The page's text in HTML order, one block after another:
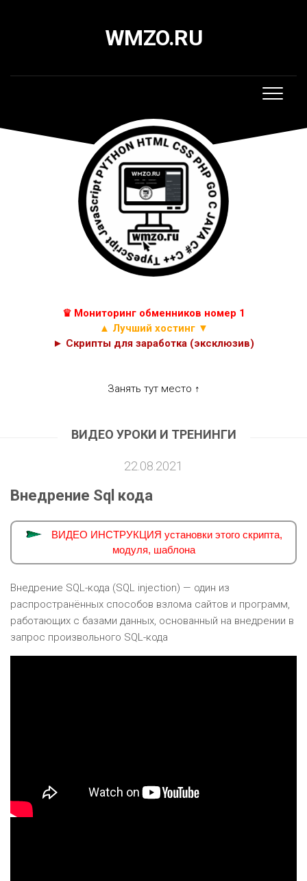
WMZO.RU
♛ Мониторинг обменников номер 1
▲ Лучший хостинг ▼
► Скрипты для заработка (эксклюзив)
Занять тут место ↑
ВИДЕО УРОКИ И ТРЕНИНГИ
22.08.2021
Внедрение Sql кода
ВИДЕО ИНСТРУКЦИЯ установки этого скрипта,
модуля, шаблона
Внедрение SQL-кода (SQL injection) — один из
распространённых способов взлома сайтов и программ,
работающих с базами данных, основанный на внедрении в
запрос произвольного SQL-кода